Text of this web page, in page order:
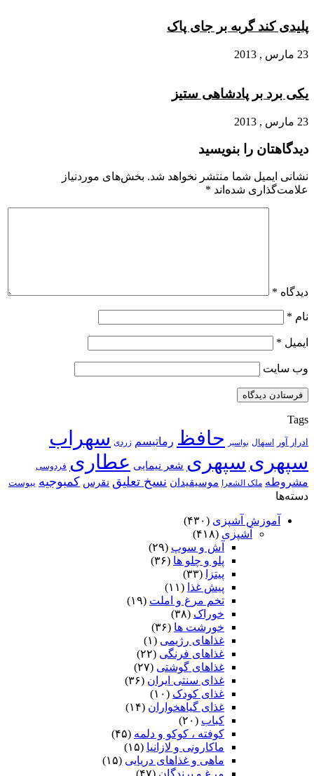
پلیدی کند گربه بر جای پاک
23 مارس , 2013
یکی برد بر پادشاهی ستیز
23 مارس , 2013
دیدگاهتان را بنویسید
نشانی ایمیل شما منتشر نخواهد شد. بخش‌های موردنیاز
علامت‌گذاری شده‌اند *
دیدگاه *
نام *
ایمیل *
وب‌ سایت
Tags
ادرار آور اسهال بواسیر حافظ رماتیسم زردی سهراب
سپهری سپهری شعر نیمایی عطاری فردوسی
مشروطه ملک الشعرا موسیقیدان نسخ تعلیق نقرس کمبوجیه یبوست
دسته‌ها
آموزش آشپزی (۴۳۰)
آشپزی (۴۱۸)
آش و سوپ (۲۹)
پلو و چلو ها (۳۶)
پیتزا
(۳۳)
پیش غذا (۱۱)
تخم مرغ و املت (۱۹)
خوراک (۳۸)
خورشت ها (۳۶)
غذاهای رژیمی (۱)
غذاهای فرنگی (۲۲)
غذاهای گوشتی (۲۷)
غذای سنتی ایران (۳۶)
غذای کودک (۱۰)
غذای گیاهخواران (۱۴)
کباب (۲۰)
کوفته ، کوکو و دلمه (۴۵)
ماکارونی و لازانیا (۱۵)
ماهی و غذاهای دریایی (۱۵)